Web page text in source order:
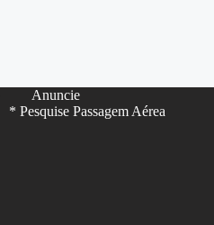
Anuncie
* Pesquise Passagem Aérea